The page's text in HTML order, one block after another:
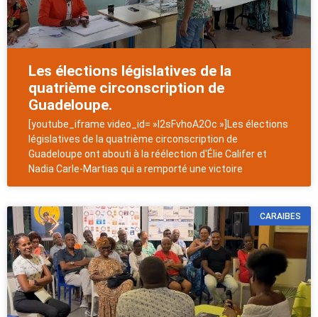
Les élections législatives de la
quatrième circonscription de
Guadeloupe.
[youtube_iframe video_id= »l2sFvhoA2Oc »]Les élections
législatives de la quatrième circonscription de
Guadeloupe ont abouti à la réélection d'Élie Califer et
Nadia Carle-Martias qui a remporté une victoire
CARAIBES